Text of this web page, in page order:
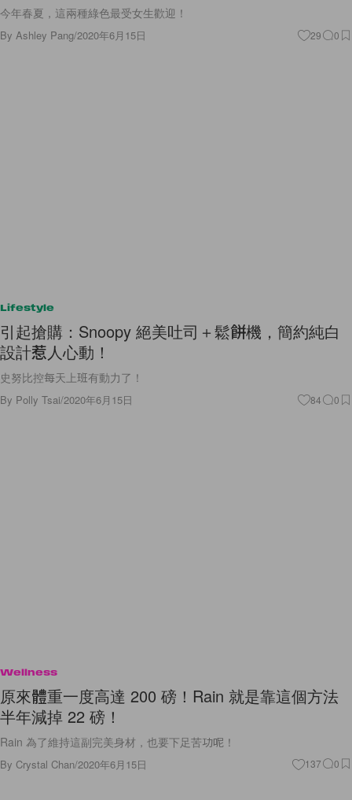
今年春夏，這兩種綠色最受女生歡迎！
By Ashley Pang/2020年6月15日 29 0
Lifestyle
引起搶購：Snoopy 絕美吐司＋鬆餅機，簡約純白
設計惹人心動！
史努比控每天上班有動力了！
By Polly Tsai/2020年6月15日 84 0
Wellness
原來體重一度高達 200 磅！Rain 就是靠這個方法
半年減掉 22 磅！
Rain 為了維持這副完美身材，也要下足苦功呢！
By Crystal Chan/2020年6月15日 137 0